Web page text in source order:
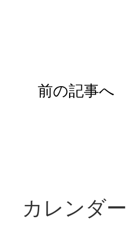
前の記事へ
カレンダー